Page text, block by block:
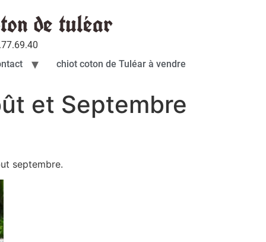
de tuléar
chiot coton de Tuléar à vendre
et Septembre
septembre.